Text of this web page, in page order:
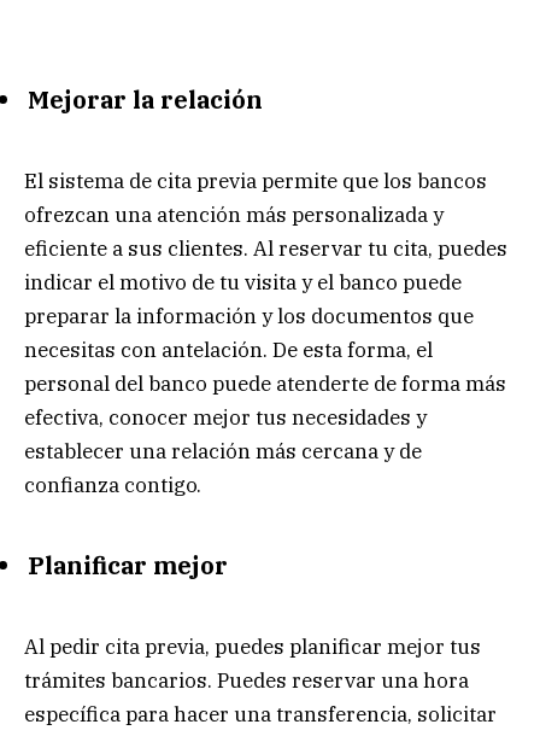
Mejorar la relación
El sistema de cita previa permite que los bancos
ofrezcan una atención más personalizada y
eficiente a sus clientes. Al reservar tu cita, puedes
indicar el motivo de tu visita y el banco puede
preparar la información y los documentos que
necesitas con antelación. De esta forma, el
personal del banco puede atenderte de forma más
efectiva, conocer mejor tus necesidades y
establecer una relación más cercana y de
confianza contigo.
Planificar mejor
Al pedir cita previa, puedes planificar mejor tus
trámites bancarios. Puedes reservar una hora
específica para hacer una transferencia, solicitar